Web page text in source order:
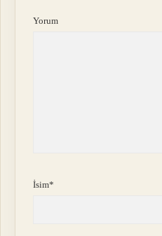
Yorum
İsim*